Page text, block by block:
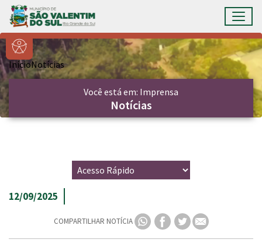
Ir para conteúdo principal
Conteúdo Principal
InícioNotícias
Você está em: Imprensa
Notícias
12/09/2025
COMPARTILHAR NOTÍCIA